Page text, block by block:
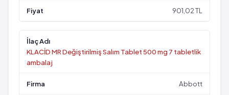
901,02 TL
KLACİD MR Değiştirilmiş Salım Tablet 500 mg 7 tabletlik
ambalaj
Abbott